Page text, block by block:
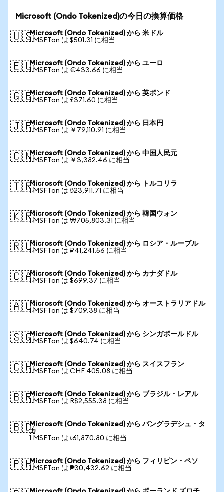
Microsoft (Ondo Tokenized)の今日の換算価格
🇺🇸Microsoft (Ondo Tokenized) から 米ドル
1 MSFTon は $501.31 に相当
🇪🇺Microsoft (Ondo Tokenized) から ユーロ
1 MSFTon は €433.66 に相当
🇬🇧Microsoft (Ondo Tokenized) から 英ポンド
1 MSFTon は £371.60 に相当
🇯🇵Microsoft (Ondo Tokenized) から 日本円
1 MSFTon は ￥79,110.91 に相当
🇨🇳Microsoft (Ondo Tokenized) から 中国人民元
1 MSFTon は ￥3,382.46 に相当
🇹🇷Microsoft (Ondo Tokenized) から トルコリラ
1 MSFTon は ₺23,911.71 に相当
🇰🇷Microsoft (Ondo Tokenized) から 韓国ウォン
1 MSFTon は ₩705,803.31 に相当
🇷🇺Microsoft (Ondo Tokenized) から ロシア・ルーブル
1 MSFTon は ₽41,241.56 に相当
🇨🇦Microsoft (Ondo Tokenized) から カナダドル
1 MSFTon は $699.37 に相当
🇦🇺Microsoft (Ondo Tokenized) から オーストラリアドル
1 MSFTon は $709.38 に相当
🇸🇬Microsoft (Ondo Tokenized) から シンガポールドル
1 MSFTon は $640.74 に相当
🇨🇭Microsoft (Ondo Tokenized) から スイスフラン
1 MSFTon は CHF 405.08 に相当
🇧🇷Microsoft (Ondo Tokenized) から ブラジル・レアル
1 MSFTon は R$2,555.38 に相当
🇧🇩Microsoft (Ondo Tokenized) から バングラデシュ・タ
カ
1 MSFTon は ৳61,870.80 に相当
🇵🇭Microsoft (Ondo Tokenized) から フィリピン・ペソ
1 MSFTon は ₱30,432.62 に相当